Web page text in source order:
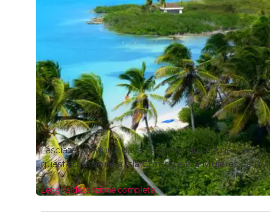
Lasciatevi sedurre dalla bellezza naturale dei
quest'escursione a Isla Contoy e Isla Mujeres da
Leggi la descrizione completa